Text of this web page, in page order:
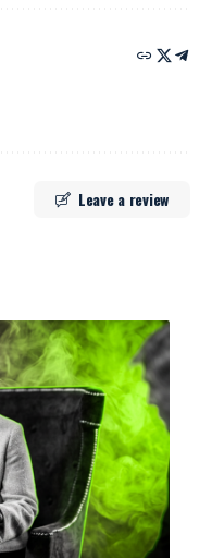
Leave a review